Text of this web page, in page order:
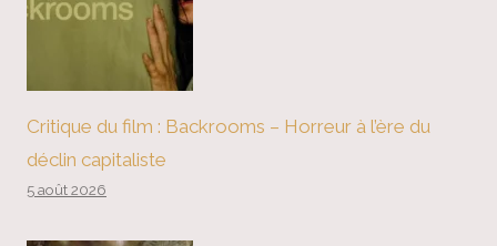
Critique du film : Backrooms – Horreur à l’ère du
déclin capitaliste
5 août 2026